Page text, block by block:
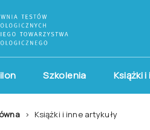
Szkolenia Książki
Książki i inne artykuły